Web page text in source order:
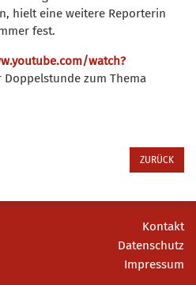
hielt eine weitere Reporterin
fest.
watch?
zum Thema
ZURÜCK
Kontakt
Datenschutz
Impressum